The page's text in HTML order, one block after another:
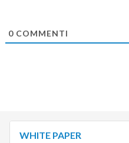
0COMMENTI
WHITE PAPER